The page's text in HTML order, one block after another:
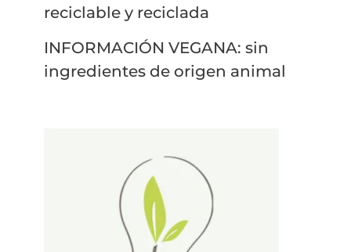
reciclable y reciclada
INFORMACIÓN VEGANA: sin
ingredientes de origen animal